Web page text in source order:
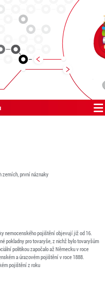
zemích, první náznaky
nemocenského pojištění objevují již od 16.
pokladny pro tovaryše, z nichž bylo tovaryšům
politikou započalo až Německu v roce
a úrazovém pojištění v roce 1888.
pojištění z roku